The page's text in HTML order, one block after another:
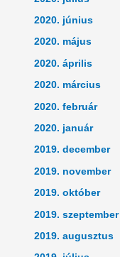
2020. június
2020. május
2020. április
2020. március
2020. február
2020. január
2019. december
2019. november
2019. október
2019. szeptember
2019. augusztus